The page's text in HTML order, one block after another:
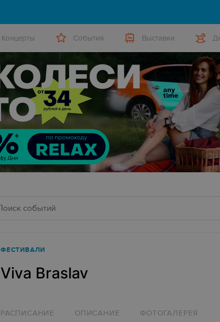
Концерты События Выставки
ФЕСТИВАЛИ
Viva Braslav
РАСПИСАНИЕ ОПИСАНИЕ ФОТОГАЛЕРЕЯ